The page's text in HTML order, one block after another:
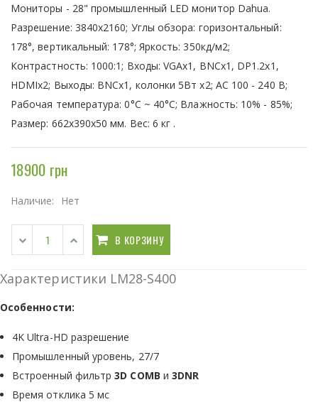
Мониторы - 28" промышленный LED монитор Dahua.
Разрешение: 3840х2160; Углы обзора: горизонтальный:
178°, вертикальный: 178°; Яркость: 350кд/м2;
Контрастность: 1000:1; Входы: VGAx1, BNCx1, DP1.2x1,
HDMIx2; Выходы: BNCх1, колонки 5Вт х2; АС 100 - 240 В;
Рабочая температура: 0°C ~ 40°C; Влажность: 10% - 85%;
Размер: 662х390х50 мм. Вес: 6 кг .
18900 грн
Наличие: Нет
В КОРЗИНУ
Характеристики LM28-S400
Особенности:
4K Ultra-HD разрешение
Промышленный уровень, 27/7
Встроенный фильтр3D COMB и 3DNR
Время отклика 5 мс